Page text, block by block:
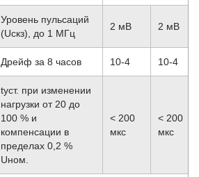
Уровень пульсаций
(Uскз), до 1 МГц
2 мВ 2 мВ
Дрейф за 8 часов 10-4 10-4
tуст. при изменении
нагрузки от 20 до
100 % и
компенсации в
пределах 0,2 %
Uном.
< 200
мкс
< 200
мкс